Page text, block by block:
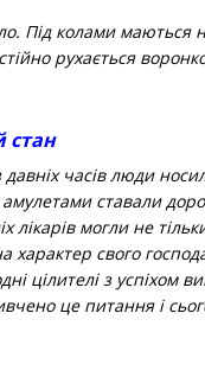
Під колами маються
рухається
стан
давніх часів люди
ставали
лікарів могли не
свого
цілителі з успіхом
це питання і